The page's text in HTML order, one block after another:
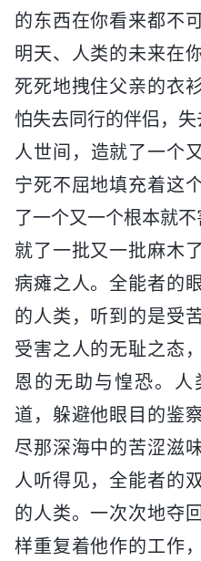
的东西在你看来都不
明天、人类的未来在
死死地拽住父亲的衣
怕失去同行的伴侣，
人世间，造就了一个
宁死不屈地填充着这
了一个又一个根本就
就了一批又一批麻木
病瘫之人。全能者的
的人类，听到的是受
受害之人的无耻之态
恩的无助与惶恐。
道，躲避他眼目的鉴
尽那深海中的苦涩滋
人听得见，全能者的
的人类。一次次地夺
样重复着他作的工作